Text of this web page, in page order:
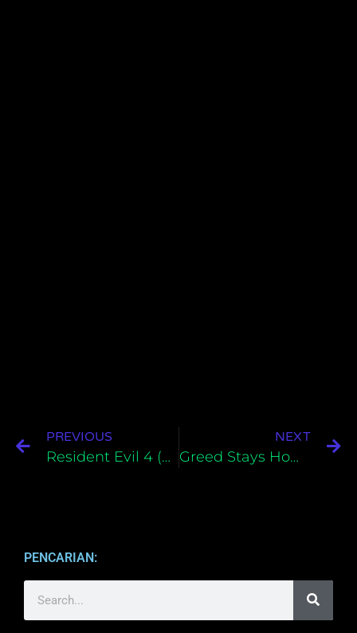
PREVIOUS
Resident Evil 4 (2005) Bahasa Indonesia Untuk PC
NEXT
Greed Stays Home Bahasa Indonesia Untuk PC
PENCARIAN: